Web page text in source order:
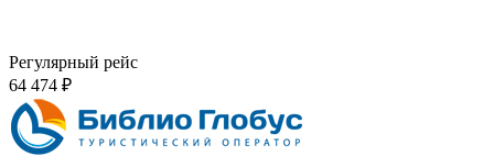
Регулярный рейс
64 474 ₽